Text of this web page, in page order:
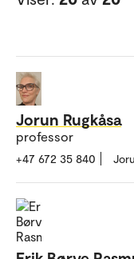
Jorun Rugkåsa
professor
+47 672 35 840